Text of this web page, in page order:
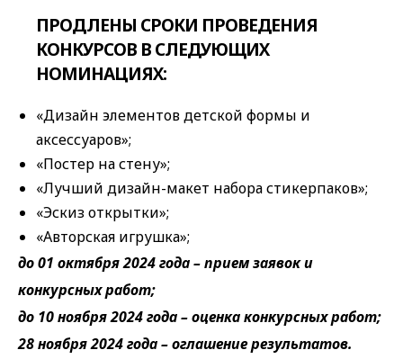
ПРОДЛЕНЫ СРОКИ ПРОВЕДЕНИЯ
КОНКУРСОВ В СЛЕДУЮЩИХ
НОМИНАЦИЯХ:
«Дизайн элементов детской формы и
аксессуаров»;
«Постер на стену»;
«Лучший дизайн-макет набора стикерпаков»;
«Эскиз открытки»;
«Авторская игрушка»;
до 01 октября 2024 года – прием заявок и
конкурсных работ;
до 10 ноября 2024 года – оценка конкурсных работ;
28 ноября 2024 года – оглашение результатов.